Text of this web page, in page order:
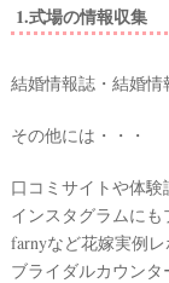
1.式場の情報収集
結婚情報誌・結婚情
その他には・・・
口コミサイトや体
インスタグラムにも
farnyなど花嫁実例
ブライダルカウン